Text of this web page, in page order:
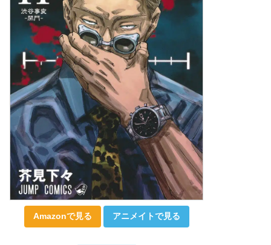
Amazonで見る アニメイトで見る